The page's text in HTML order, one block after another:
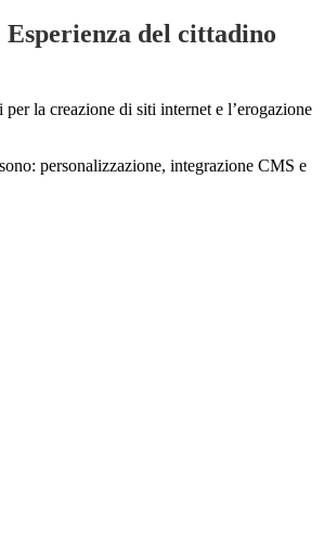
del cittadino
la creazione di siti internet e l’erogazione
personalizzazione, integrazione CMS e